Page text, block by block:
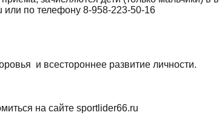
или по телефону 8-958-223-50-16
и всестороннее развитие личности.
на сайте sportlider66.ru